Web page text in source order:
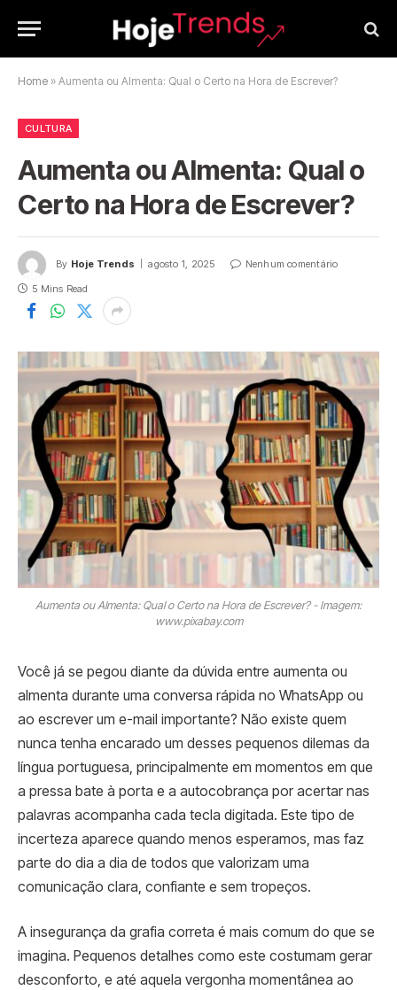
Home » Aumenta ou Almenta: Qual o Certo na Hora de Escrever?
CULTURA
Aumenta ou Almenta: Qual o
Certo na Hora de Escrever?
By Hoje Trends agosto 1, 2025
Nenhum comentário
5 Mins Read
Aumenta ou Almenta: Qual o Certo na Hora de Escrever? - Imagem:
www.pixabay.com
Você já se pegou diante da dúvida entre aumenta ou
almenta durante uma conversa rápida no WhatsApp ou
ao escrever um e-mail importante? Não existe quem
nunca tenha encarado um desses pequenos dilemas da
língua portuguesa, principalmente em momentos em que
a pressa bate à porta e a autocobrança por acertar nas
palavras acompanha cada tecla digitada. Este tipo de
incerteza aparece quando menos esperamos, mas faz
parte do dia a dia de todos que valorizam uma
comunicação clara, confiante e sem tropeços.
A insegurança da grafia correta é mais comum do que se
imagina. Pequenos detalhes como este costumam gerar
desconforto, e até aquela vergonha momentânea ao